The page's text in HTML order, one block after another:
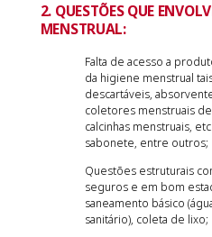
2. QUESTÕES QUE
MENSTRUAL:
Falta de acesso a
da higiene menstrual
descartáveis,
coletores menstruais
calcinhas menstruais,
sabonete, entre outros;
Questões estruturais
seguros e em bom
saneamento básico
sanitário), coleta de lixo;